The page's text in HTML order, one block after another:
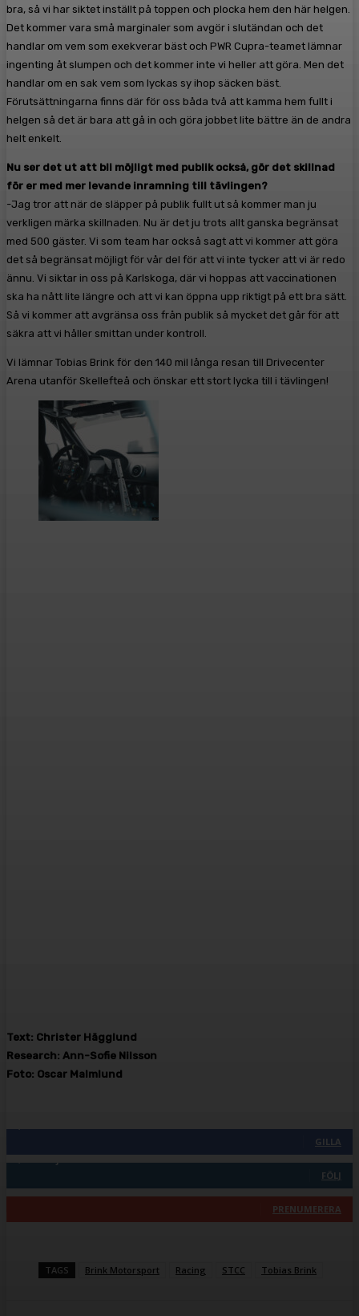
bra, så vi har siktet inställt på toppen och plocka hem den här helgen.
Det kommer vara små marginaler som avgör i slutändan och det
handlar om vem som exekverar bäst och PWR Cupra-teamet lämnar
ingenting åt slumpen och det kommer inte vi heller att göra. Men det
handlar om en sak vem som lyckas sy ihop säcken bäst.
Förutsättningarna finns där för oss båda två att kamma hem fullt i
helgen så det är bara att gå in och göra jobbet lite bättre än de andra
helt enkelt.
Nu ser det ut att bli möjligt med publik också, gör det skillnad
för er med mer levande inramning till tävlingen?
-Jag tror att när de släpper på publik fullt ut så kommer man ju
verkligen märka skillnaden. Nu är det ju trots allt ganska begränsat
med 500 gäster. Vi som team har också sagt att vi kommer att göra
det så begränsat möjligt för vår del för att vi inte tycker att vi är redo
ännu. Vi siktar in oss på Karlskoga, där vi hoppas att vaccinationen
ska ha nått lite längre och att vi kan öppna upp riktigt på ett bra sätt.
Så vi kommer att avgränsa oss från publik så mycket det går för att
säkra att vi håller smittan under kontroll.
Vi lämnar Tobias Brink för den 140 mil långa resan till Drivecenter
Arena utanför Skellefteå och önskar ett stort lycka till i tävlingen!
Text: Christer Hägglund
Research: Ann-Sofie Nilsson
Foto: Oscar Malmlund
GILLA
FÖLJ
PRENUMERERA
TAGS Brink Motorsport Racing STCC Tobias Brink